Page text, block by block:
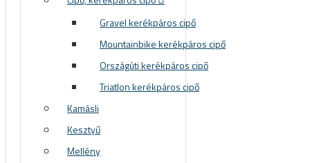
Gravel kerékpáros cipő
Mountainbike kerékpáros cipő
Országúti kerékpáros cipő
Triatlon kerékpáros cipő
Kamásli
Kesztyű
Mellény